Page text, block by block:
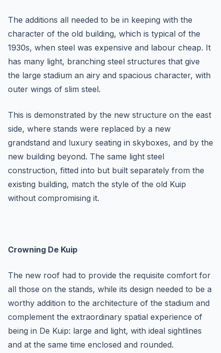
The additions all needed to be in keeping with the
character of the old building, which is typical of the
1930s, when steel was expensive and labour cheap. It
has many light, branching steel structures that give
the large stadium an airy and spacious character, with
outer wings of slim steel.
This is demonstrated by the new structure on the east
side, where stands were replaced by a new
grandstand and luxury seating in skyboxes, and by the
new building beyond. The same light steel
construction, fitted into but built separately from the
existing building, match the style of the old Kuip
without compromising it.
Crowning De Kuip
The new roof had to provide the requisite comfort for
all those on the stands, while its design needed to be a
worthy addition to the architecture of the stadium and
complement the extraordinary spatial experience of
being in De Kuip: large and light, with ideal sightlines
and at the same time enclosed and rounded.